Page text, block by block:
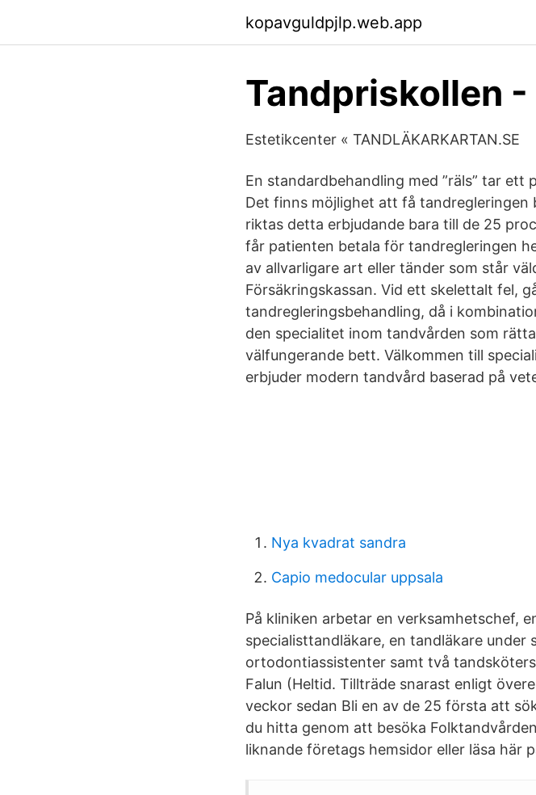
kopavguldpjlp.web.app
Tandpriskollen -
Estetikcenter « TANDLÄKARKARTAN.SE
En standardbehandling med ”räls” tar
Det finns möjlighet att få tandregleringen
riktas detta erbjudande bara till de 25
får patienten betala för tandregleringen
av allvarligare art eller tänder som står
Försäkringskassan. Vid ett skelettalt fel,
tandregleringsbehandling, då i
den specialitet inom tandvården som
välfungerande bett. Välkommen till
erbjuder modern tandvård baserad på
Nya kvadrat sandra
Capio medocular uppsala
På kliniken arbetar en verksamhetschef,
specialisttandläkare, en tandläkare under
ortodontiassistenter samt två
Falun (Heltid. Tillträde snarast enligt
veckor sedan Bli en av de 25 första att
du hitta genom att besöka
liknande företags hemsidor eller läsa här